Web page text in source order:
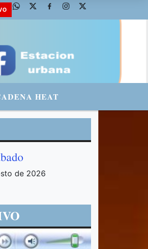
urbanario3 WHATSAPP: 3571569969
HEAT
de 2026